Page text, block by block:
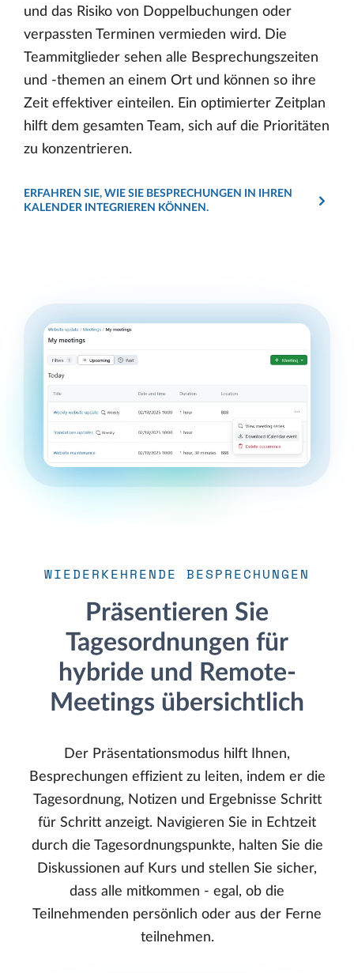
und das Risiko von Doppelbuchungen oder
verpassten Terminen vermieden wird. Die
Teammitglieder sehen alle Besprechungszeiten
und -themen an einem Ort und können so ihre
Zeit effektiver einteilen. Ein optimierter Zeitplan
hilft dem gesamten Team, sich auf die Prioritäten
zu konzentrieren.
ERFAHREN SIE, WIE SIE BESPRECHUNGEN IN IHREN
KALENDER INTEGRIEREN KÖNNEN.
WIEDERKEHRENDE BESPRECHUNGEN
Präsentieren Sie
Tagesordnungen für
hybride und Remote-
Meetings übersichtlich
Der Präsentationsmodus hilft Ihnen,
Besprechungen effizient zu leiten, indem er die
Tagesordnung, Notizen und Ergebnisse Schritt
für Schritt anzeigt. Navigieren Sie in Echtzeit
durch die Tagesordnungspunkte, halten Sie die
Diskussionen auf Kurs und stellen Sie sicher,
dass alle mitkommen - egal, ob die
Teilnehmenden persönlich oder aus der Ferne
teilnehmen.